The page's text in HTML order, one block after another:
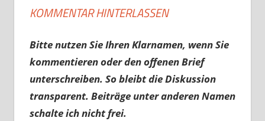
KOMMENTAR HINTERLASSEN
Bitte nutzen Sie Ihren Klarnamen, wenn Sie
kommentieren oder den offenen Brief
unterschreiben. So bleibt die Diskussion
transparent. Beiträge unter anderen Namen
schalte ich nicht frei.